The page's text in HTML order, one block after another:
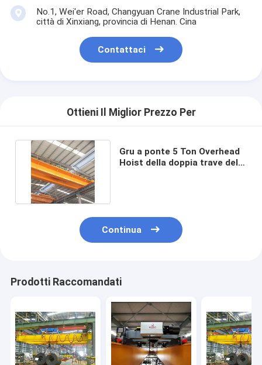
No.1, Wei'er Road, Changyuan Crane Industrial Park,
città di Xinxiang, provincia di Henan. Cina
Contattaci
Ottieni Il Miglior Prezzo Per
Gru a ponte 5 Ton Overhead
Hoist della doppia trave della
Continua
Prodotti Raccomandati